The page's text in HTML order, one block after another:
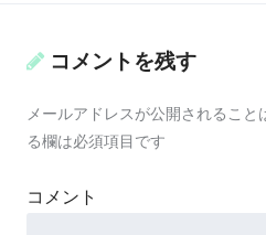
コメントを残す
メールアドレスが公開されること
る欄は必須項目です
コメント